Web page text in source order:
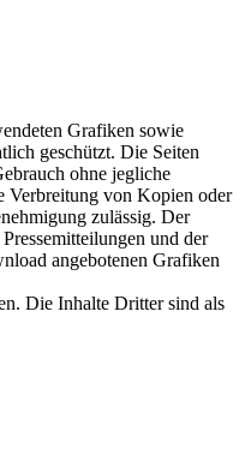
Grafiken sowie
geschützt. Die Seiten
ohne jegliche
von Kopien oder
zulässig. Der
und der
angebotenen Grafiken
Die Inhalte Dritter sind als